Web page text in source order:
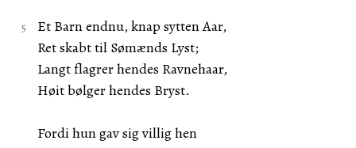
Et Barn endnu, knap sytten Aar,
Ret skabt til Sømænds Lyst;
Langt flagrer hendes Ravnehaar,
Høit bølger hendes Bryst.
Fordi hun gav sig villig hen